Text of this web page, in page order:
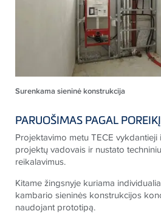
Surenkama sieninė konstrukcija
PARUOŠIMAS PAGAL POREIKĮ
Projektavimo metuTECE vykdantieji
projektų vadovais ir nustato
reikalavimus.
Kitame žingsnyje kuriama
kambario sieninės konstrukcijos
naudojant prototipą.